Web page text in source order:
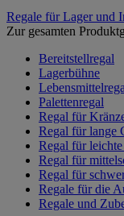
Regale für Lager und
Zur gesamten
Bereitstellregal
Lagerbühne
Palettenregal
Regal für
Regal für lange
Regal für
Regal für
Regal für
Regale für die
Regale und